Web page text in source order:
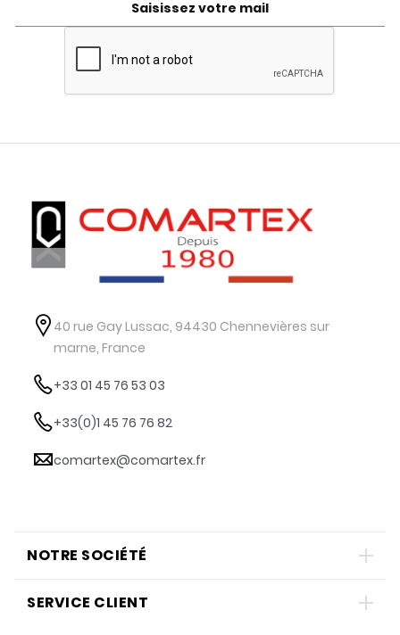
40 rue Gay Lussac, 94430 Chennevières sur
marne, France
+33 01 45 76 53 03
+33(0)1 45 76 76 82
comartex@comartex.fr
NOTRE SOCIÉTÉ
SERVICE CLIENT